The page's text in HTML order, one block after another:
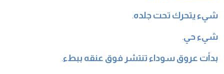
شيء يتحرك تحت جلده.
شيء حي.
بدأت عروق سوداء تنتشر فوق عنقه ببطء.